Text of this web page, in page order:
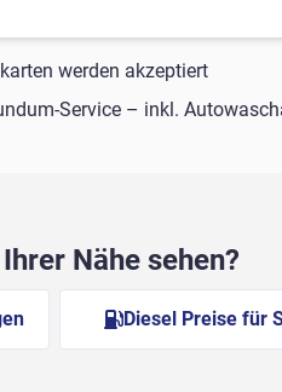
werden akzeptiert
Service – inkl.
Nähe sehen?
Diesel Preise für